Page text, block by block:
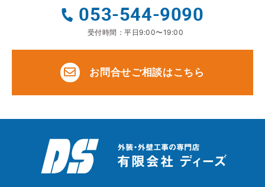
053-544-9090
受付時間：平日9:00〜19:00
お問合せご相談はこちら